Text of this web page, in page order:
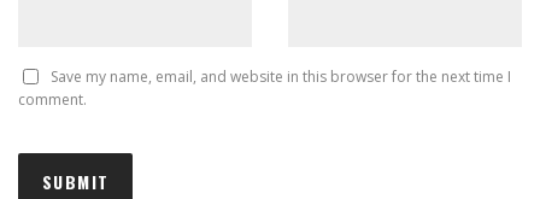
Save my name, email, and website in this browser for the next time I
comment.